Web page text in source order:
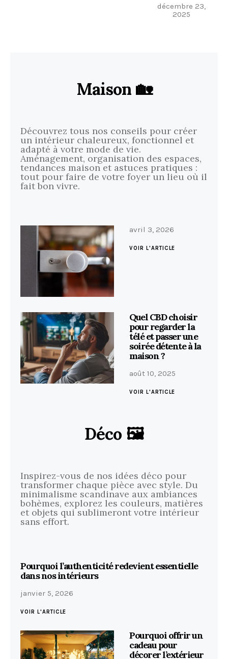
décembre 23,
2025
Maison 🏡
Découvrez tous nos conseils pour créer
un intérieur chaleureux, fonctionnel et
adapté à votre mode de vie.
Aménagement, organisation des espaces,
tendances maison et astuces pratiques :
tout pour faire de votre foyer un lieu où il
fait bon vivre.
avril 3, 2026
VOIR L'ARTICLE
Quel CBD choisir
pour regarder la
télé et passer une
soirée détente à la
maison ?
août 10, 2025
VOIR L'ARTICLE
Déco 🖼️
Inspirez-vous de nos idées déco pour
transformer chaque pièce avec style. Du
minimalisme scandinave aux ambiances
bohèmes, explorez les couleurs, matières
et objets qui sublimeront votre intérieur
sans effort.
Pourquoi l’authenticité redevient essentielle
dans nos intérieurs
janvier 5, 2026
VOIR L'ARTICLE
Pourquoi offrir un
cadeau pour
décorer l’extérieur